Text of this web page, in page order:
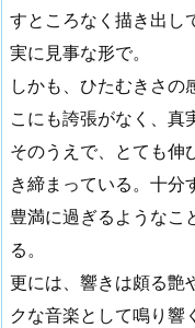
すところなく描き出し
実に見事な形で。
しかも、ひたむきさの
こにも誇張がなく、真
そのうえで、とても伸
き締まっている。十分
豊満に過ぎるようなこ
る。
更には、響きは頗る艶
クな音楽として鳴り響